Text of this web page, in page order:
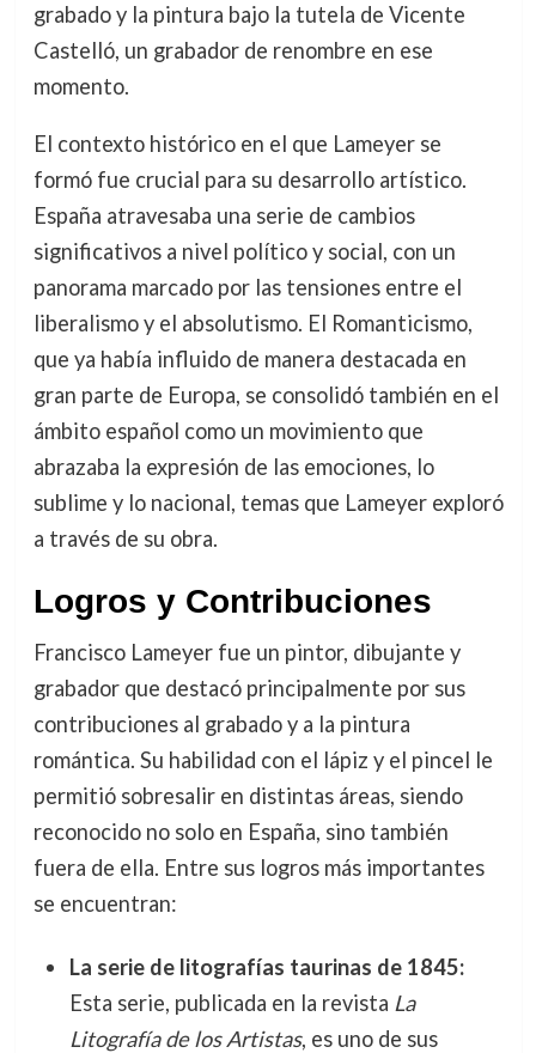
grabado y la pintura bajo la tutela de Vicente
Castelló, un grabador de renombre en ese
momento.
El contexto histórico en el que Lameyer se
formó fue crucial para su desarrollo artístico.
España atravesaba una serie de cambios
significativos a nivel político y social, con un
panorama marcado por las tensiones entre el
liberalismo y el absolutismo. El Romanticismo,
que ya había influido de manera destacada en
gran parte de Europa, se consolidó también en el
ámbito español como un movimiento que
abrazaba la expresión de las emociones, lo
sublime y lo nacional, temas que Lameyer exploró
a través de su obra.
Logros y Contribuciones
Francisco Lameyer fue un pintor, dibujante y
grabador que destacó principalmente por sus
contribuciones al grabado y a la pintura
romántica. Su habilidad con el lápiz y el pincel le
permitió sobresalir en distintas áreas, siendo
reconocido no solo en España, sino también
fuera de ella. Entre sus logros más importantes
se encuentran:
La serie de litografías taurinas de 1845:
Esta serie, publicada en la revista La
Litografía de los Artistas, es uno de sus